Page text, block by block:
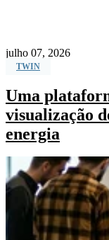
julho 07, 2026
TWIN
Uma
visualização
energia